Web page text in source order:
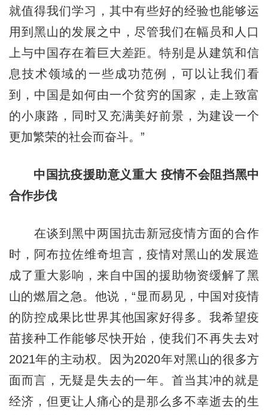
就值得我们学习，其中有些好的经验也能够运
用到黑山的发展之中，尽管我们在幅员和人口
上与中国存在着巨大差距。特别是从建筑和信
息技术领域的一些成功范例，可以让我们看
到，中国是如何由一个贫穷的国家，走上致富
的小康路，同时又充满美好前景，为建设一个
更加繁荣的社会而奋斗。”
中国抗疫援助意义重大 疫情不会阻挡黑中
合作步伐
在谈到黑中两国抗击新冠疫情方面的合作
时，阿布拉佐维奇坦言，疫情对黑山的发展造
成了重大影响，来自中国的援助物资缓解了黑
山的燃眉之急。他说，“显而易见，中国对疫情
的防控成果比世界其他国家好得多。我希望疫
苗接种工作能够尽快开始，使我们不再失去对
2021年的主动权。因为2020年对黑山的很多方
面而言，无疑是失去的一年。首当其冲的就是
经济，但更让人痛心的是那么多不幸逝去的生